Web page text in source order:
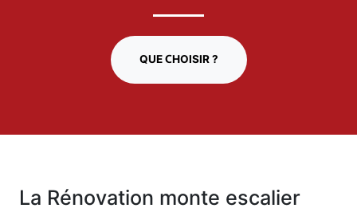
QUE CHOISIR ?
La Rénovation monte escalier